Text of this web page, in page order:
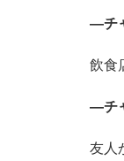
―チ
飲食
―チ
友人